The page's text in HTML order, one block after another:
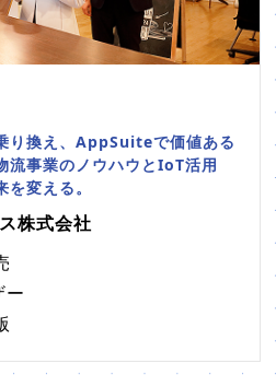
り換え、AppSuiteで価値ある
流事業のノウハウとIoT活用
変える。
株式会社
ー